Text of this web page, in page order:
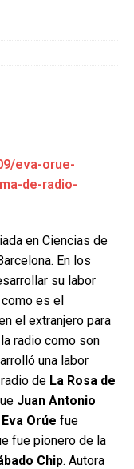
eva-orue-
de-radio-
en Ciencias de
En los
su labor
es el
el extranjero para
radio como son
una labor
de La Rosa de
Juan Antonio
Eva Orúe fue
fue pionero de la
Chip. Autora